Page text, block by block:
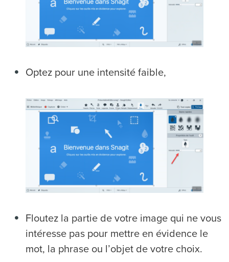
Optez pour une intensité faible,
Floutez la partie de votre image qui ne vous
intéresse pas pour mettre en évidence le
mot, la phrase ou l’objet de votre choix.